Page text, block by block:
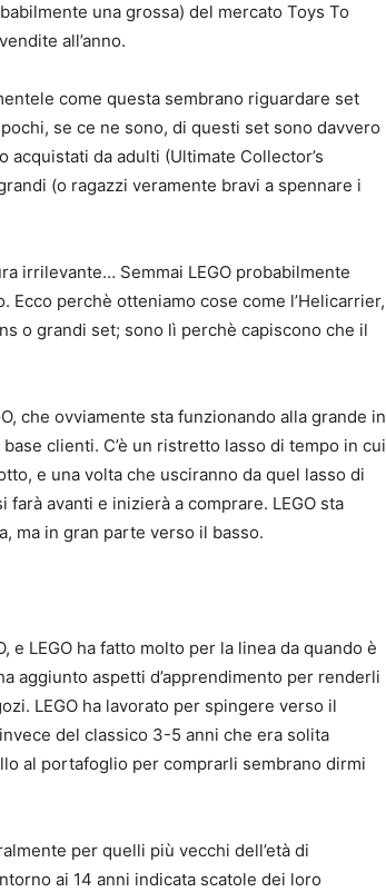
una grossa) del mercato Toys To
all’anno.
come questa sembrano riguardare set
se ce ne sono, di questi set sono davvero
da adulti (Ultimate Collector’s
(o ragazzi veramente bravi a spennare i
irrilevante… Semmai LEGO probabilmente
perchè otteniamo cose come l’Helicarrier,
o grandi set; sono lì perchè capiscono che il
che ovviamente sta funzionando alla grande in
clienti. C’è un ristretto lasso di tempo in cui
e una volta che usciranno da quel lasso di
avanti e inizierà a comprare. LEGO sta
ma in gran parte verso il basso.
e LEGO ha fatto molto per la linea da quando è
aggiunto aspetti d’apprendimento per renderli
LEGO ha lavorato per spingere verso il
del classico 3-5 anni che era solita
al portafoglio per comprarli sembrano dirmi
per quelli più vecchi dell’età di
ai 14 anni indicata scatole dei loro